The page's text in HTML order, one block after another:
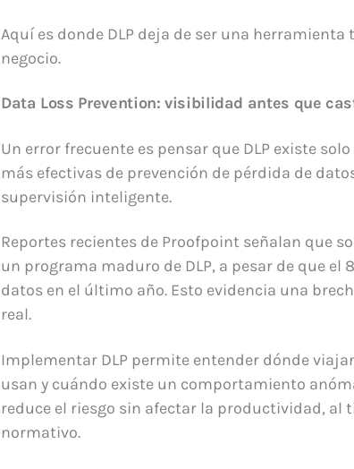
Aquí es donde DLP deja de ser una
negocio.
Data Loss Prevention: visibilidad antes que
Un error frecuente es pensar que DLP existe
más efectivas de prevención de pérdida de
supervisión inteligente.
Reportes recientes de Proofpoint señalan que
un programa maduro de DLP, a pesar de que
datos en el último año. Esto evidencia una
real.
Implementar DLP permite entender dónde
usan y cuándo existe un comportamiento
reduce el riesgo sin afectar la productividad,
normativo.